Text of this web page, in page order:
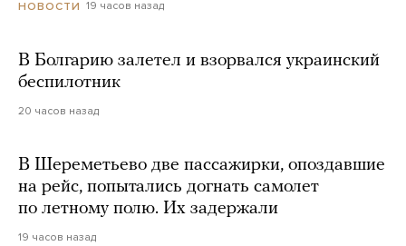
НОВОСТИ 19 часов назад
В Болгарию залетел и взорвался украинский
беспилотник
20 часов назад
В Шереметьево две пассажирки, опоздавшие
на рейс, попытались догнать самолет
по летному полю. Их задержали
19 часов назад